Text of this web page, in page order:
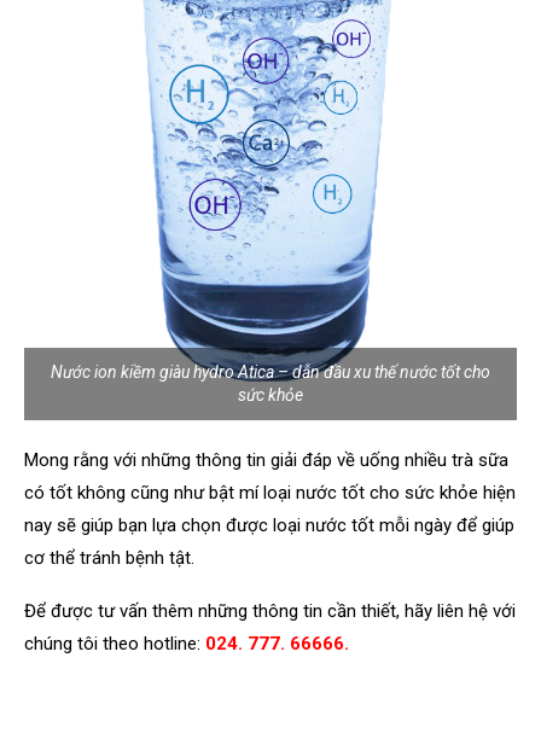
Nước ion kiềm giàu hydro Atica – dẫn đầu xu thế nước tốt cho
sức khỏe
Mong rằng với những thông tin giải đáp về uống nhiều trà sữa
có tốt không cũng như bật mí loại nước tốt cho sức khỏe hiện
nay sẽ giúp bạn lựa chọn được loại nước tốt mỗi ngày để giúp
cơ thể tránh bệnh tật.
Để được tư vấn thêm những thông tin cần thiết, hãy liên hệ với
chúng tôi theo hotline: 024. 777. 66666.